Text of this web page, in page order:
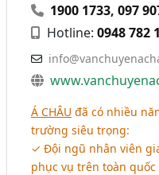
1900 1733,097
Hotline:0948 782
Á CHÂU đã có nhiều
trường siêu trọng:
✓ Đội ngũ nhân viên
phục vụ trên toàn quốc